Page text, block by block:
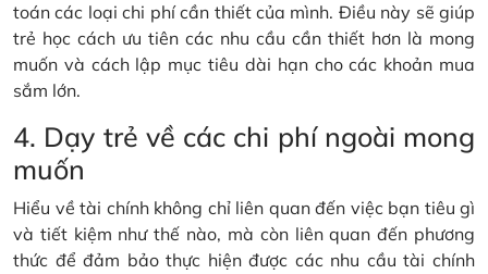
toán các loại chi phí cần thiết của mình. Điều này sẽ giúp
trẻ học cách ưu tiên các nhu cầu cần thiết hơn là mong
muốn và cách lập mục tiêu dài hạn cho các khoản mua
sắm lớn.
4. Dạy trẻ về các chi phí ngoài mong
muốn
Hiểu về tài chính không chỉ liên quan đến việc bạn tiêu gì
và tiết kiệm như thế nào, mà còn liên quan đến phương
thức để đảm bảo thực hiện được các nhu cầu tài chính